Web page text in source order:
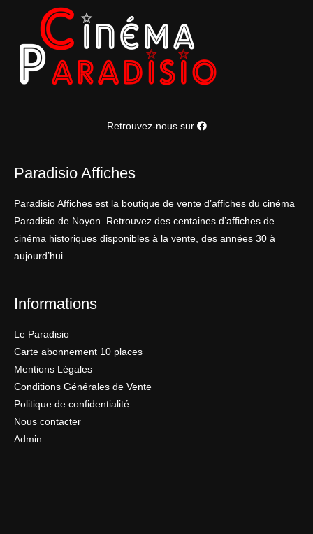
Retrouvez-nous sur
Paradisio Affiches
Paradisio Affiches est la boutique de vente d’affiches du cinéma
Paradisio de Noyon. Retrouvez des centaines d’affiches de
cinéma historiques disponibles à la vente, des années 30 à
aujourd’hui.
Informations
Le Paradisio
Carte abonnement 10 places
Mentions Légales
Conditions Générales de Vente
Politique de confidentialité
Nous contacter
Admin